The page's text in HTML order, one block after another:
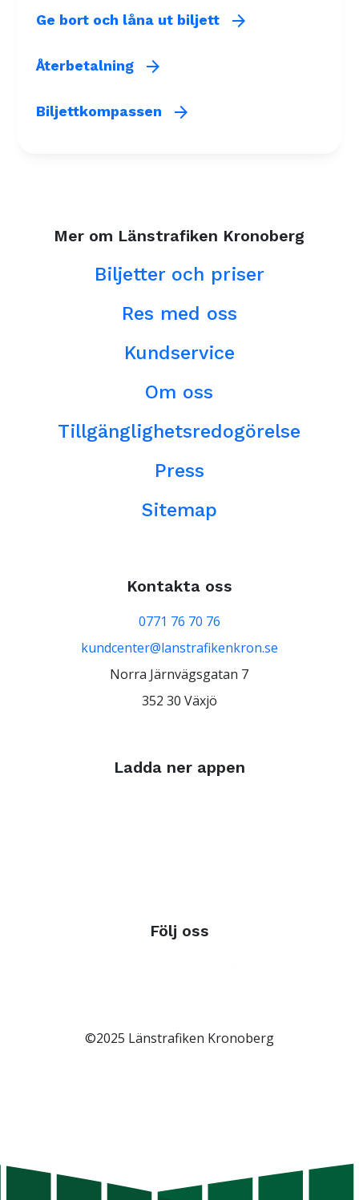
Ge bort och låna ut biljett arrow_forward
Återbetalning arrow_forward
Biljettkompassen arrow_forward
Mer om Länstrafiken Kronoberg
Biljetter och priser
Res med oss
Kundservice
Om oss
Tillgänglighetsredogörelse
Press
Sitemap
Kontakta oss
0771 76 70 76
kundcenter@lanstrafikenkron.se
Norra Järnvägsgatan 7
352 30 Växjö
Ladda ner appen
Följ oss
©2025 Länstrafiken Kronoberg